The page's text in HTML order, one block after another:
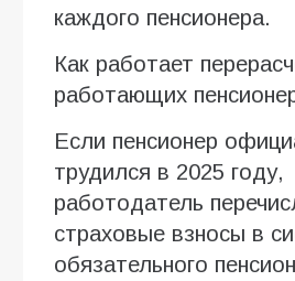
каждого пенсионера.
Как работает
работающих
Если пенсионер
трудился в 2025 году,
работодатель
страховые взносы в
обязательного